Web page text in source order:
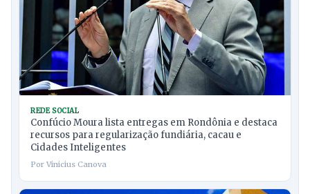
REDE SOCIAL
Confúcio Moura lista entregas em Rondônia e destaca
recursos para regularização fundiária, cacau e
Cidades Inteligentes
Por Vinicius Canova